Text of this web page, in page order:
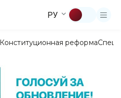
РУ
Конституционная реформа